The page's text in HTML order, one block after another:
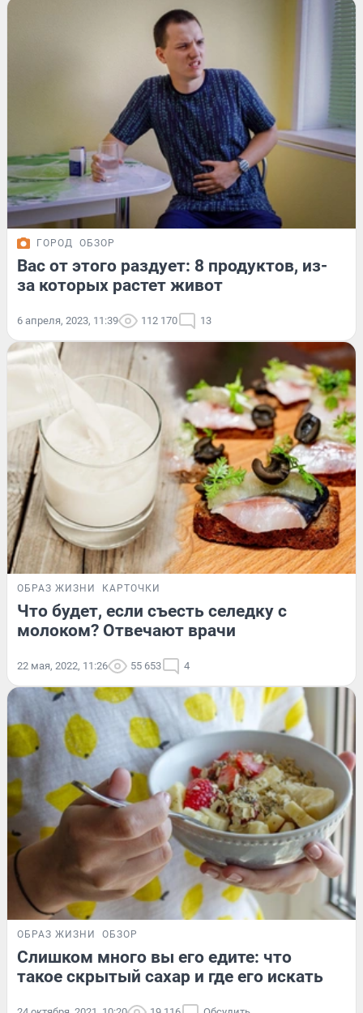
ГОРОД ОБЗОР
Вас от этого раздует: 8 продуктов, из-
за которых растет живот
6 апреля, 2023, 11:39 112 170 13
ОБРАЗ ЖИЗНИ КАРТОЧКИ
Что будет, если съесть селедку с
молоком? Отвечают врачи
22 мая, 2022, 11:26 55 653 4
ОБРАЗ ЖИЗНИ ОБЗОР
Слишком много вы его едите: что
такое скрытый сахар и где его искать